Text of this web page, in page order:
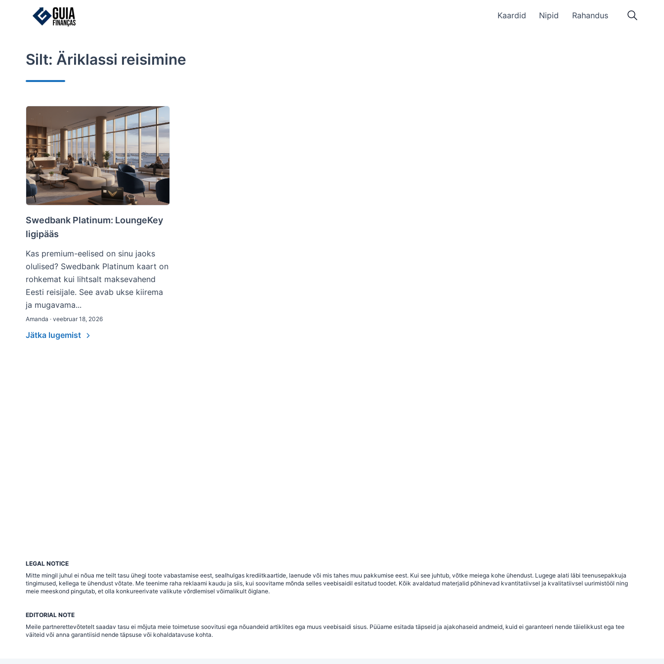
Kaardid Nipid Rahandus
Silt: Äriklassi reisimine
Swedbank Platinum: LoungeKey
ligipääs
Kas premium-eelised on sinu jaoks
olulised? Swedbank Platinum kaart on
rohkemat kui lihtsalt maksevahend
Eesti reisijale. See avab ukse kiirema
ja mugavama...
Amanda · veebruar 18, 2026
Jätka lugemist
LEGAL NOTICE
Mitte mingil juhul ei nõua me teilt tasu ühegi toote vabastamise eest, sealhulgas krediitkaartide, laenude või mis tahes muu pakkumise eest. Kui see juhtub, võtke meiega kohe ühendust. Lugege alati läbi teenusepakkuja
tingimused, kellega te ühendust võtate. Me teenime raha reklaami kaudu ja siis, kui soovitame mõnda selles veebisaidil esitatud toodet. Kõik avaldatud materjalid põhinevad kvantitatiivsel ja kvalitatiivsel uurimistööl ning
meie meeskond pingutab, et olla konkureerivate valikute võrdlemisel võimalikult õiglane.
EDITORIAL NOTE
Meile partnerettevõtetelt saadav tasu ei mõjuta meie toimetuse soovitusi ega nõuandeid artiklites ega muus veebisaidi sisus. Püüame esitada täpseid ja ajakohaseid andmeid, kuid ei garanteeri nende täielikkust ega tee
väiteid või anna garantiisid nende täpsuse või kohaldatavuse kohta.